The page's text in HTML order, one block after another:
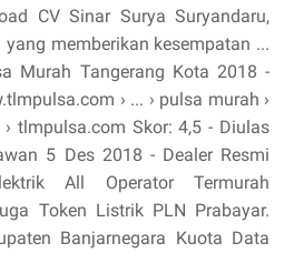
CV Sinar Surya Suryandaru,
memberikan kesempatan ...
Murah Tangerang Kota 2018 -
› ... › pulsa murah ›
tlmpulsa.com Skor: 4,5 - ‎Diulas
5 Des 2018 - Dealer Resmi
All Operator Termurah
Token Listrik PLN Prabayar.
Banjarnegara Kuota Data